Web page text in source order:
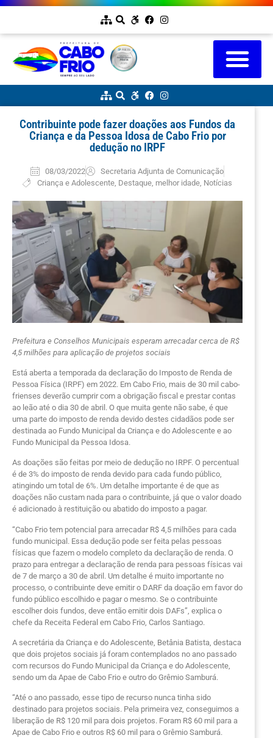
Contribuinte pode fazer doações aos Fundos da
Criança e da Pessoa Idosa de Cabo Frio por
dedução no IRPF
08/03/2022
Secretaria Adjunta de Comunicação
Criança e Adolescente, Destaque, melhor idade, Notícias
Prefeitura e Conselhos Municipais esperam arrecadar cerca de R$
4,5 milhões para aplicação de projetos sociais
Está aberta a temporada da declaração do Imposto de Renda de
Pessoa Física (IRPF) em 2022. Em Cabo Frio, mais de 30 mil cabo-
frienses deverão cumprir com a obrigação fiscal e prestar contas
ao leão até o dia 30 de abril. O que muita gente não sabe, é que
uma parte do imposto de renda devido destes cidadãos pode ser
destinada ao Fundo Municipal da Criança e do Adolescente e ao
Fundo Municipal da Pessoa Idosa.
As doações são feitas por meio de dedução no IRPF. O percentual
é de 3% do imposto de renda devido para cada fundo público,
atingindo um total de 6%. Um detalhe importante é de que as
doações não custam nada para o contribuinte, já que o valor doado
é adicionado à restituição ou abatido do imposto a pagar.
“Cabo Frio tem potencial para arrecadar R$ 4,5 milhões para cada
fundo municipal. Essa dedução pode ser feita pelas pessoas
físicas que fazem o modelo completo da declaração de renda. O
prazo para entregar a declaração de renda para pessoas físicas vai
de 7 de março a 30 de abril. Um detalhe é muito importante no
processo, o contribuinte deve emitir o DARF da doação em favor do
fundo público escolhido e pagar o mesmo. Se o contribuinte
escolher dois fundos, deve então emitir dois DAFs”, explica o
chefe da Receita Federal em Cabo Frio, Carlos Santiago.
A secretária da Criança e do Adolescente, Betânia Batista, destaca
que dois projetos sociais já foram contemplados no ano passado
com recursos do Fundo Municipal da Criança e do Adolescente,
sendo um da Apae de Cabo Frio e outro do Grêmio Samburá.
“Até o ano passado, esse tipo de recurso nunca tinha sido
destinado para projetos sociais. Pela primeira vez, conseguimos a
liberação de R$ 120 mil para dois projetos. Foram R$ 60 mil para a
Apae de Cabo Frio e outros R$ 60 mil para o Grêmio Samburá.